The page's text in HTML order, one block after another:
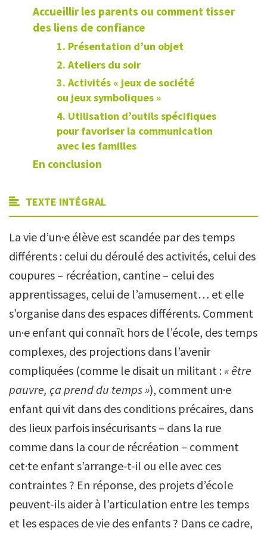
Accueillir les parents ou comment tisser
des liens de confiance
1. Présentation d’un objet
2. Ateliers du soir
3. Activités « jeux de société
ou jeux symboliques »
4. Utilisation d’outils spécifiques
pour favoriser la communication
avec les familles
En conclusion
TEXTE INTÉGRAL
La vie d’un·e élève est scandée par des temps
différents : celui du déroulé des activités, celui des
coupures – récréation, cantine – celui des
apprentissages, celui de l’amusement… et elle
s’organise dans des espaces différents. Comment
un·e enfant qui connaît hors de l’école, des temps
complexes, des projections dans l’avenir
compliquées (comme le disait un militant : « être
pauvre, ça prend du temps»), comment un·e
enfant qui vit dans des conditions précaires, dans
des lieux parfois insécurisants – dans la rue
comme dans la cour de récréation – comment
cet·te enfant s’arrange-t-il ou elle avec ces
contraintes ? En réponse, des projets d’école
peuvent-ils aider à l’articulation entre les temps
et les espaces de vie des enfants ? Dans ce cadre,